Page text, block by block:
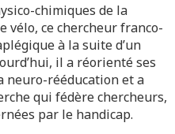
chimiques de la
vélo, ce chercheur franco-
à la suite d’un
il a réorienté ses
neuro-rééducation et a
qui fédère chercheurs,
par le handicap.